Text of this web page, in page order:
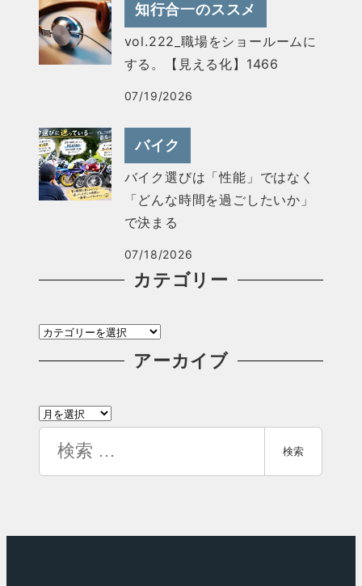
知行合一のススメ
vol.222_職場をショールームに
する。【見える化】1466
07/19/2026
バイク
バイク選びは「性能」ではなく
「どんな時間を過ごしたいか」
で決まる
07/18/2026
カテゴリー
カ
テ
リ
アーカイブ
ア
検索